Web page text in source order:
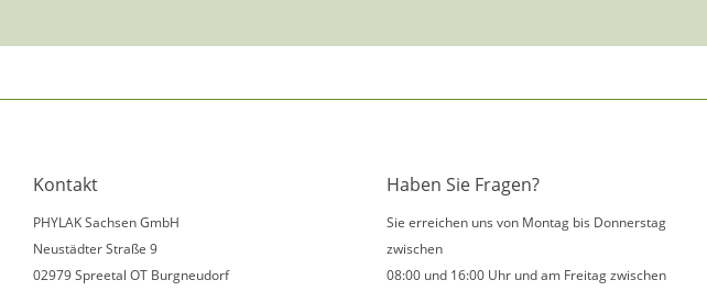
Kontakt
PHYLAK Sachsen GmbH
Neustädter Straße 9
02979 Spreetal OT Burgneudorf
Haben Sie Fragen?
Sie erreichen uns von Montag bis Donnerstag
zwischen
08:00 und 16:00 Uhr und am Freitag zwischen